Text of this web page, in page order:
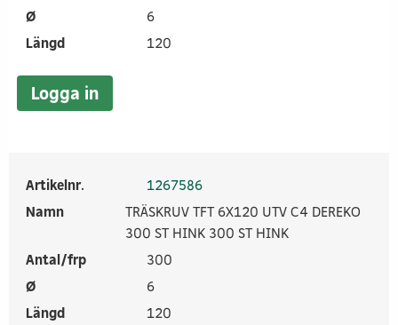
Ø
6
Längd
120
Logga in
Artikelnr.
1267586
Namn
TRÄSKRUV TFT 6X120 UTV C4 DEREKO
300 ST HINK 300 ST HINK
Antal/frp
300
Ø
6
Längd
120